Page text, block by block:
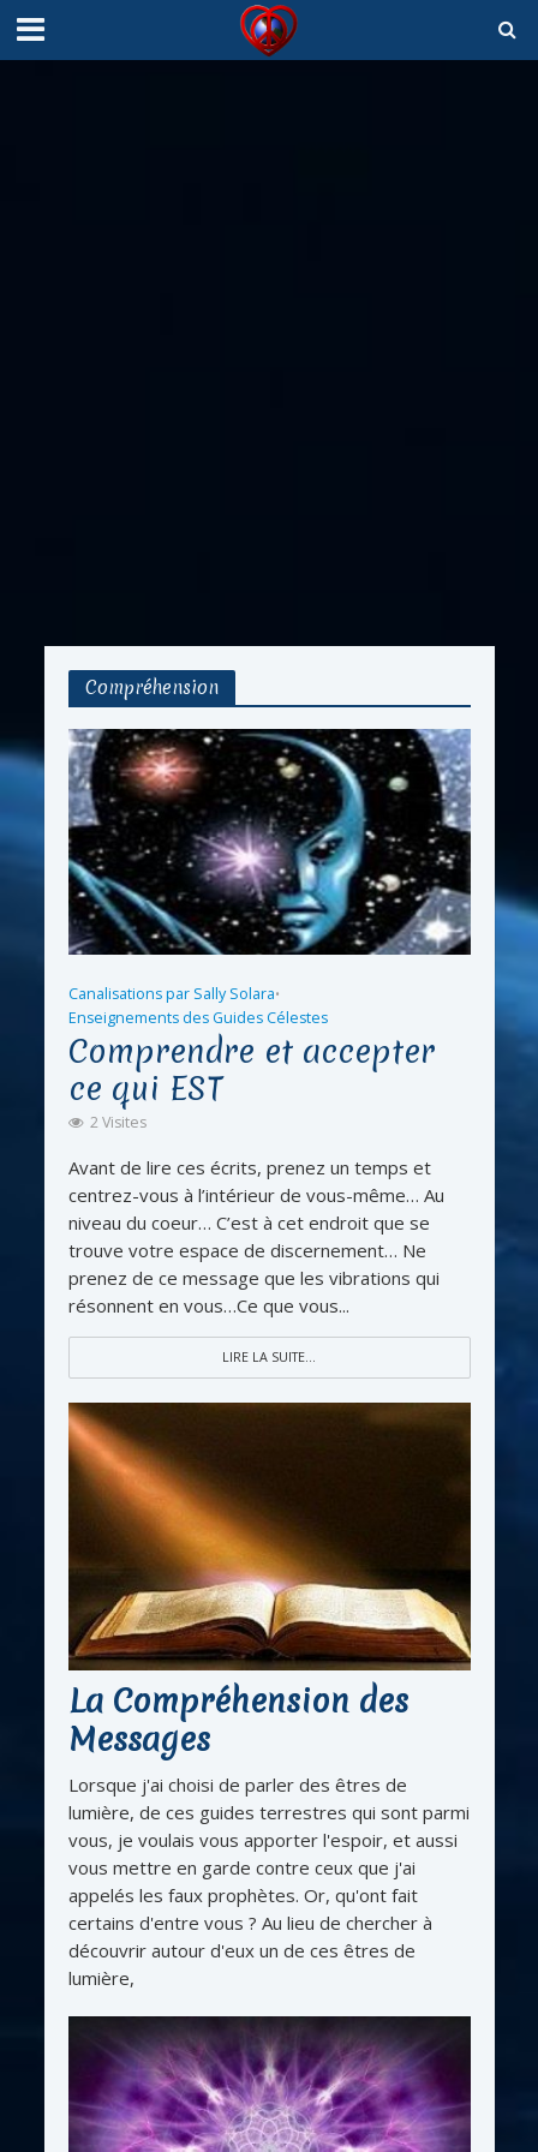
Compréhension
Canalisations par Sally Solara•
Enseignements des Guides Célestes
Comprendre et accepter
ce qui EST
2 Visites
Avant de lire ces écrits, prenez un temps et
centrez-vous à l’intérieur de vous-même… Au
niveau du coeur… C’est à cet endroit que se
trouve votre espace de discernement… Ne
prenez de ce message que les vibrations qui
résonnent en vous…Ce que vous...
LIRE LA SUITE...
La Compréhension des
Messages
Lorsque j'ai choisi de parler des êtres de
lumière, de ces guides terrestres qui sont parmi
vous, je voulais vous apporter l'espoir, et aussi
vous mettre en garde contre ceux que j'ai
appelés les faux prophètes. Or, qu'ont fait
certains d'entre vous ? Au lieu de chercher à
découvrir autour d'eux un de ces êtres de
lumière,